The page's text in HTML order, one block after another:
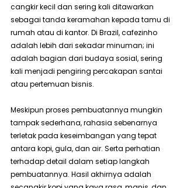
cangkir kecil dan sering kali ditawarkan
sebagai tanda keramahan kepada tamu di
rumah atau di kantor. Di Brazil, cafezinho
adalah lebih dari sekadar minuman; ini
adalah bagian dari budaya sosial, sering
kali menjadi pengiring percakapan santai
atau pertemuan bisnis.
Meskipun proses pembuatannya mungkin
tampak sederhana, rahasia sebenarnya
terletak pada keseimbangan yang tepat
antara kopi, gula, dan air. Serta perhatian
terhadap detail dalam setiap langkah
pembuatannya. Hasil akhirnya adalah